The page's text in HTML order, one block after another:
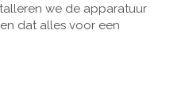
we de apparatuur
dat alles voor een